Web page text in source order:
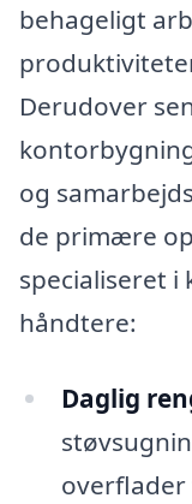
behageligt
Derudover
og
de primære
specialiseret
håndtere:
Daglig